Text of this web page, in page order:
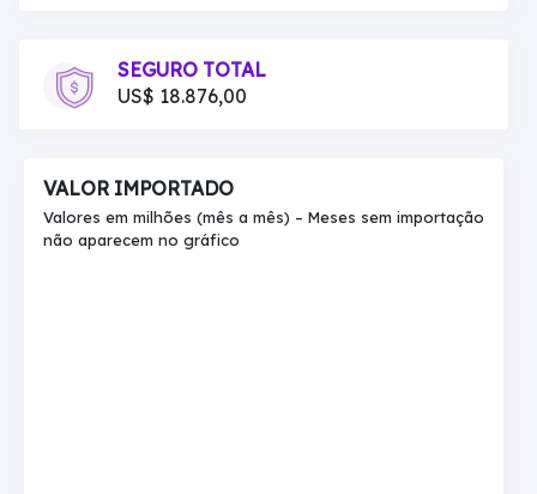
SEGURO TOTAL
US$ 18.876,00
VALOR IMPORTADO
Valores em milhões (mês a mês) – Meses sem importação
não aparecem no gráfico